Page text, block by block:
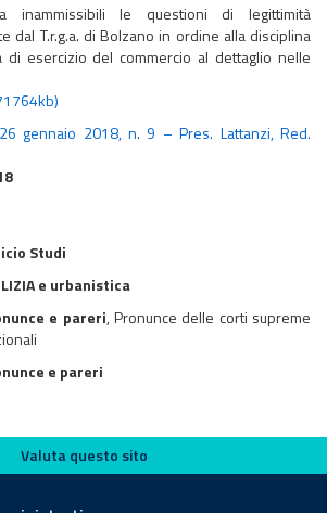
inammissibili le questioni di legittimità
dal T.r.g.a. di Bolzano in ordine alla disciplina
di esercizio del commercio al dettaglio nelle
gennaio 2018, n. 9 – Pres. Lattanzi, Red.
Studi
e urbanistica
e pareri, Pronunce delle corti supreme
e pareri
sito
Valuta questo sito